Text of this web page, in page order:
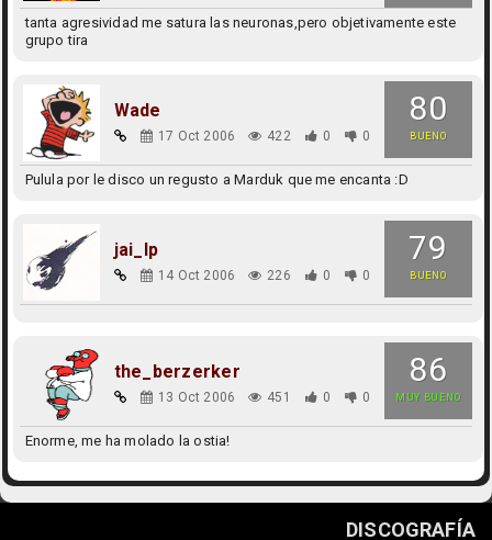
tanta agresividad me satura las neuronas,pero objetivamente este
grupo tira
80
BUENO
Wade
17 Oct 2006 422 0 0
Pulula por le disco un regusto a Marduk que me encanta :D
79
BUENO
jai_lp
14 Oct 2006 226 0 0
86
MUY BUENO
the_berzerker
13 Oct 2006 451 0 0
Enorme, me ha molado la ostia!
DISCOGRAFÍA